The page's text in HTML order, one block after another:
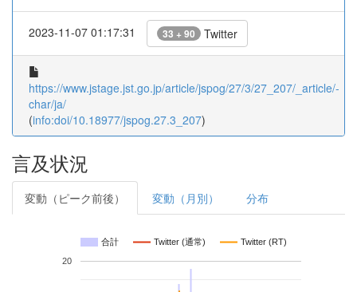
2023-11-07 01:17:31 33 + 90 Twitter
https://www.jstage.jst.go.jp/article/jspog/27/3/27_207/_article/-
char/ja/
(info:doi/10.18977/jspog.27.3_207)
言及状況
変動（ピーク前後） 変動（月別） 分布
合計 Twitter (通常) Twitter (RT)
20